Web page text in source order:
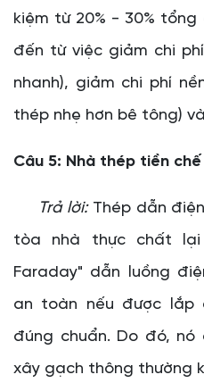
kiệm từ 20% - 30%
đến từ việc giảm chi
nhanh), giảm chi phí
thép nhẹ hơn bê tông)
Câu 5: Nhà thép tiền
Trả lời:Thép dẫn
tòa nhà thực chất
Faraday" dẫn luồng
an toàn nếu được
đúng chuẩn. Do đó,
xây gạch thông thường